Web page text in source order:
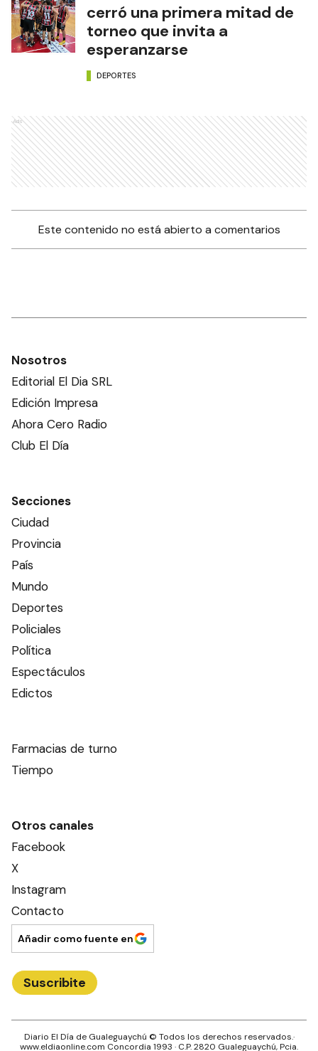
cerró una primera mitad de
torneo que invita a
esperanzarse
DEPORTES
Ads
Este contenido no está abierto a comentarios
Nosotros
Editorial El Dia SRL
Edición Impresa
Ahora Cero Radio
Club El Día
Secciones
Ciudad
Provincia
País
Mundo
Deportes
Policiales
Política
Espectáculos
Edictos
Farmacias de turno
Tiempo
Otros canales
Facebook
X
Instagram
Contacto
Añadir como fuente en
Suscribite
Diario El Día de Gualeguaychú © Todos los derechos reservados.·
www.eldiaonline.com Concordia 1993 · C.P.2820 Gualeguaychú, Pcia.